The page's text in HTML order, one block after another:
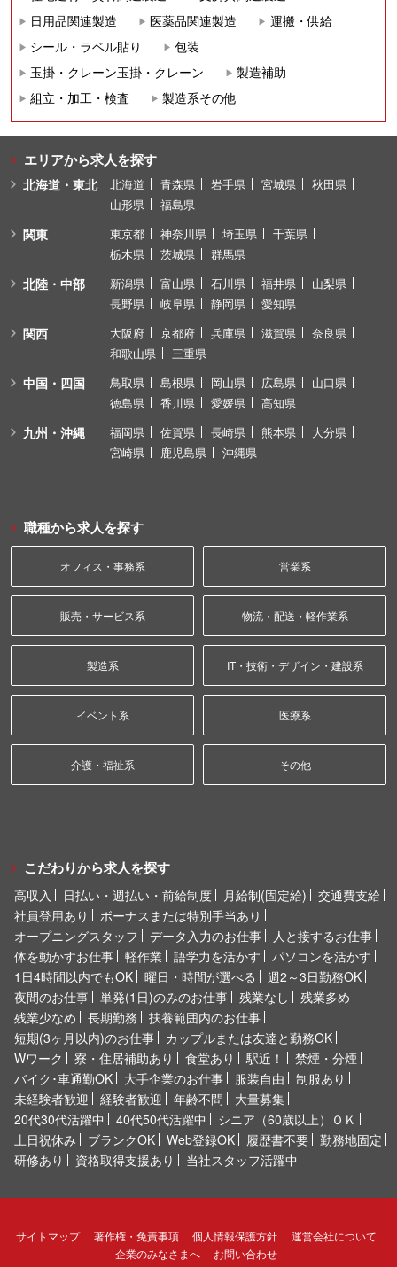
日用品関連製造
医薬品関連製造
運搬・供給
シール・ラベル貼り
包装
玉掛・クレーン玉掛・クレーン
製造補助
組立・加工・検査
製造系その他
エリアから求人を探す
北海道・東北 北海道 青森県 岩手県 宮城県
秋田県
山形県
福島県
関東 東京都 神奈川県 埼玉県
千葉県
栃木県
茨城県 群馬県
北陸・中部 新潟県 富山県 石川県 福井県
山梨県
長野県
岐阜県 静岡県 愛知県
関西 大阪府 京都府 兵庫県 滋賀県
奈良県
和歌山県
三重県
中国・四国 鳥取県 島根県 岡山県 広島県
山口県
徳島県
香川県 愛媛県 高知県
九州・沖縄 福岡県 佐賀県 長崎県 熊本県
大分県
宮崎県
鹿児島県 沖縄県
職種から求人を探す
オフィス・事務系 営業系
販売・サービス系 物流・配送・軽作業系
製造系 IT・技術・デザイン・建設系
イベント系 医療系
介護・福祉系 その他
こだわりから求人を探す
高収入 日払い・週払い・前給制度 月給制(固定給)
交通費支給
社員登用あり
ボーナスまたは特別手当あり
オープニングスタッフ
データ入力のお仕事
人と接するお仕事
体を動かすお仕事
軽作業 語学力を活かす
パソコンを活かす
1日4時間以内でもOK
曜日・時間が選べる
週2～3日勤務OK
夜間のお仕事
単発(1日)のみのお仕事 残業なし
残業多め
残業少なめ
長期勤務
扶養範囲内のお仕事
短期(3ヶ月以内)のお仕事
カップルまたは友達と勤務OK
Wワーク
寮・住居補助あり 食堂あり 駅近！
禁煙・分煙
バイク･車通勤OK
大手企業のお仕事 服装自由
制服あり
未経験者歓迎
経験者歓迎 年齢不問
大量募集
20代30代活躍中
40代50代活躍中
シニア（60歳以上）ＯＫ
土日祝休み
ブランクOK Web登録OK 履歴書不要
勤務地固定
研修あり
資格取得支援あり 当社スタッフ活躍中
サイトマップ 著作権・免責事項 個人情報保護方針
運営会社について
企業のみなさまへ
お問い合わせ